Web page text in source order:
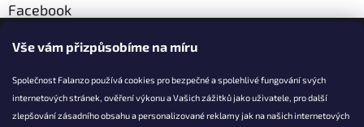
Vše vám přizpůsobíme na míru
Společnost Falanzo používá cookies pro bezpečné a spolehlivé fungování svých
internetových stránek, ověření výkonu a Vašich zážitků jako uživatele, pro další
zlepšování zásadního obsahu a personalizované reklamy jak na našich internetových
Facebook
KONTAKT